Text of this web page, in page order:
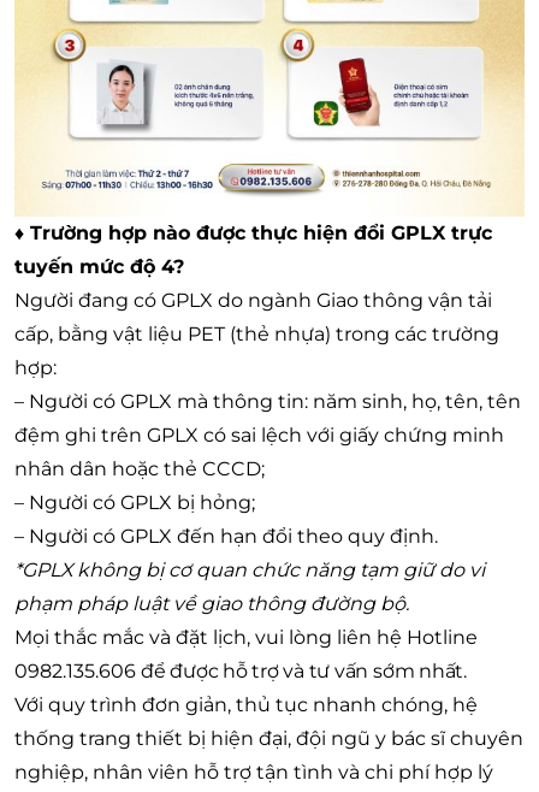
♦ Trường hợp nào được thực hiện đổi GPLX trực
tuyến mức độ 4?
Người đang có GPLX do ngành Giao thông vận tải
cấp, bằng vật liệu PET (thẻ nhựa) trong các trường
hợp:
– Người có GPLX mà thông tin: năm sinh, họ, tên, tên
đệm ghi trên GPLX có sai lệch với giấy chứng minh
nhân dân hoặc thẻ CCCD;
– Người có GPLX bị hỏng;
– Người có GPLX đến hạn đổi theo quy định.
*GPLX không bị cơ quan chức năng tạm giữ do vi
phạm pháp luật về giao thông đường bộ.
Mọi thắc mắc và đặt lịch, vui lòng liên hệ Hotline
0982.135.606 để được hỗ trợ và tư vấn sớm nhất.
Với quy trình đơn giản, thủ tục nhanh chóng, hệ
thống trang thiết bị hiện đại, đội ngũ y bác sĩ chuyên
nghiệp, nhân viên hỗ trợ tận tình và chi phí hợp lý